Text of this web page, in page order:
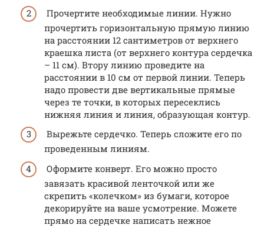
Прочертите необходимые линии. Нужно
прочертить горизонтальную прямую линию
на расстоянии 12 сантиметров от верхнего
краешка листа (от верхнего контура сердечка
– 11 см). Втору линию проведите на
расстоянии в 10 см от первой линии. Теперь
надо провести две вертикальные прямые
через те точки, в которых пересеклись
нижняя линия и линия, образующая контур.
Вырежьте сердечко. Теперь сложите его по
проведенным линиям.
Оформите конверт. Его можно просто
завязать красивой ленточкой или же
скрепить «колечком» из бумаги, которое
декорируйте на ваше усмотрение. Можете
прямо на сердечке написать нежное